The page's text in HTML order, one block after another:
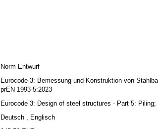
Norm-Entwurf
Eurocode 3: Bemessung und Konstruktion von
prEN 1993-5:2023
Eurocode 3: Design of steel structures - Part 5:
Deutsch , Englisch